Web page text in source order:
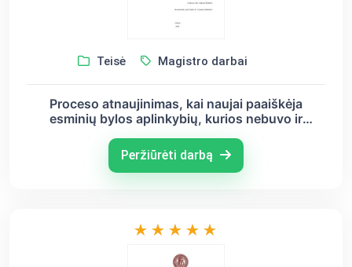
Teisė Magistro darbai
Proceso atnaujinimas, kai naujai paaiškėja
esminių bylos aplinkybių, kurios nebuvo ir
nagrinėjimo metu
Peržiūrėti darbą